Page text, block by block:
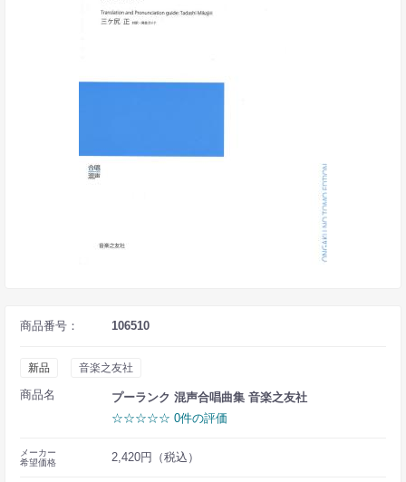
商品番号： 106510
新品 音楽之友社
商品名
プーランク 混声合唱曲集 音楽之友社
☆☆☆☆☆ 0件の評価
メーカー
希望価格
2,420円（税込）